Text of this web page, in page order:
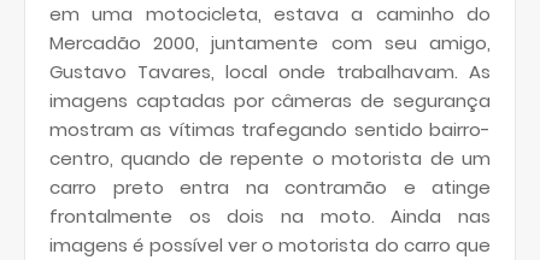
em uma motocicleta, estava a caminho do
Mercadão 2000, juntamente com seu amigo,
Gustavo Tavares, local onde trabalhavam. As
imagens captadas por câmeras de segurança
mostram as vítimas trafegando sentido bairro-
centro, quando de repente o motorista de um
carro preto entra na contramão e atinge
frontalmente os dois na moto. Ainda nas
imagens é possível ver o motorista do carro que